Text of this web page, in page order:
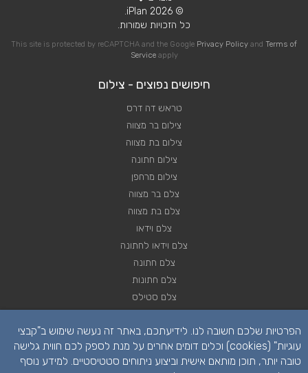
© 2026 iPlan.
כל הזכויות שמורות.
This site is protected by reCAPTCHA and the Google Privacy Policy and Terms of
Serviceapply
חיפושים נפוצים - צילום
טראש דה דרס
צילום בר מצווה
צילום בת מצווה
צילום חתונה
צילום מרחפן
צלם בר מצווה
צלם בת מצווה
צלם וידאו
צלם וידאו לחתונה
צלם חתונה
צלם חתונות
צלם סטילס
רחפן לחתונה
הפרטיות שלכם חשובה לנו. לידיעתכם, באתר זה נעשה שימוש ב"קבצי
עוגיות" (cookies) וכלים דומים אחרים על מנת לספק לכם חווית גלישה
טובה יותר, תוכן מותאם אישית וביצוע ניתוחים סטטיסטיים. למידע נוסף